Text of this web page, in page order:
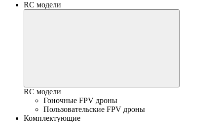
RC модели
RC модели
Гоночные FPV дроны
Пользовательские FPV дроны
Комплектующие